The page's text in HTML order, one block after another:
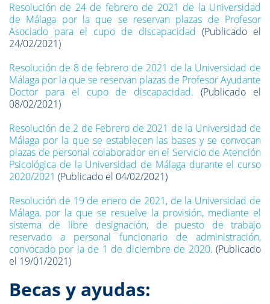
Resolución de 24 de febrero de 2021 de la Universidad
de Málaga por la que se reservan plazas de Profesor
Asociado para el cupo de discapacidad (Publicado el
24/02/2021)
Resolución de 8 de febrero de 2021 de la Universidad de
Málaga por la que se reservan plazas de Profesor Ayudante
Doctor para el cupo de discapacidad. (Publicado el
08/02/2021)
Resolución de 2 de Febrero de 2021 de la Universidad de
Málaga por la que se establecen las bases y se convocan
plazas de personal colaborador en el Servicio de Atención
Psicológica de la Universidad de Málaga durante el curso
2020/2021 (Publicado el 04/02/2021)
Resolución de 19 de enero de 2021, de la Universidad de
Málaga, por la que se resuelve la provisión, mediante el
sistema de libre designación, de puesto de trabajo
reservado a personal funcionario de administración,
convocado por la de 1 de diciembre de 2020. (Publicado
el 19/01/2021)
Becas y ayudas: